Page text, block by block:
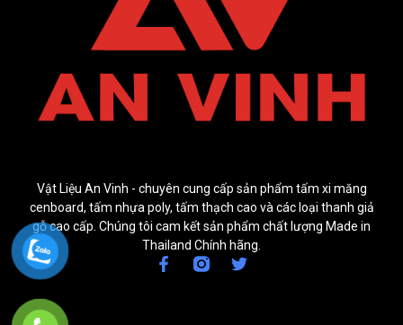
Vật Liệu An Vinh - chuyên cung cấp sản phẩm tấm xi măng
cenboard, tấm nhựa poly, tấm thạch cao và các loại thanh giả
gỗ cao cấp. Chúng tôi cam kết sản phẩm chất lượng Made in
Thailand Chính hãng.